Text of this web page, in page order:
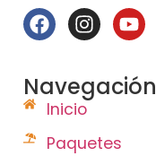
Navegación
Inicio
Paquetes